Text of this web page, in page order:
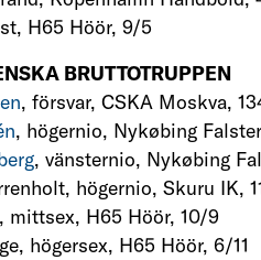
H65 Höör, 9/5
BRUTTOTRUPPEN
, försvar, CSKA Moskva,
, högernio, Nykøbing
, vänsternio, Nykøbing
högernio, Skuru IK,
mittsex, H65 Höör, 10/9
högersex, H65 Höör, 6/11